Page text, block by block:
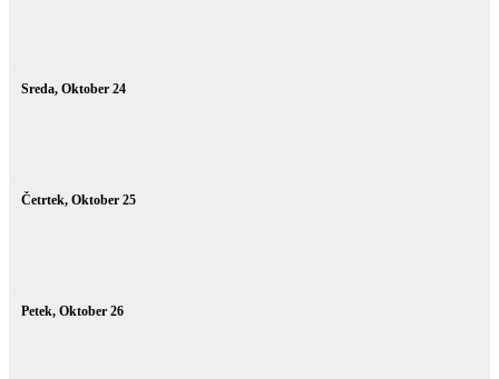
Sreda, Oktober 24
Četrtek, Oktober 25
Petek, Oktober 26